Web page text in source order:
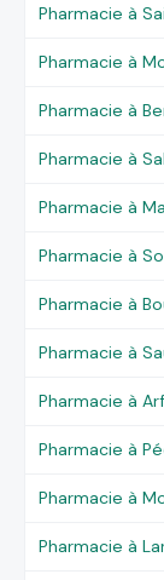
Pharmacie à
Pharmacie à
Pharmacie à
Pharmacie à
Pharmacie à
Pharmacie à
Pharmacie à
Pharmacie à
Pharmacie à
Pharmacie à
Pharmacie à
Pharmacie à